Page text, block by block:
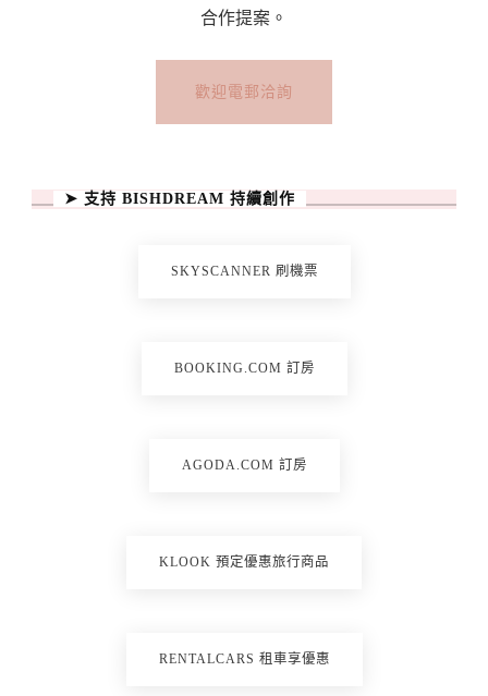
合作提案。
歡迎電郵洽詢
➤ 支持 BISHDREAM 持續創作
SKYSCANNER 刷機票
BOOKING.COM 訂房
AGODA.COM 訂房
KLOOK 預定優惠旅行商品
RENTALCARS 租車享優惠